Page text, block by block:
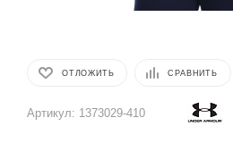
ОТЛОЖИТЬ СРАВНИТЬ
Артикул: 1373029-410